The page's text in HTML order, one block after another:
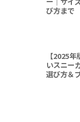
び方まで
【2025
いスニー
選び方＆